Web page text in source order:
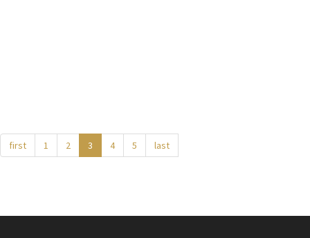
first 1 2 3 4 5 last